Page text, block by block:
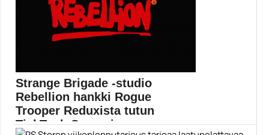
pelikuulokkeista tuttuja...
pelikuulokkeet
Strange Brigade -studio
Rebellion hankki Rogue
Trooper Reduxista tutun
TickTock Gamesin